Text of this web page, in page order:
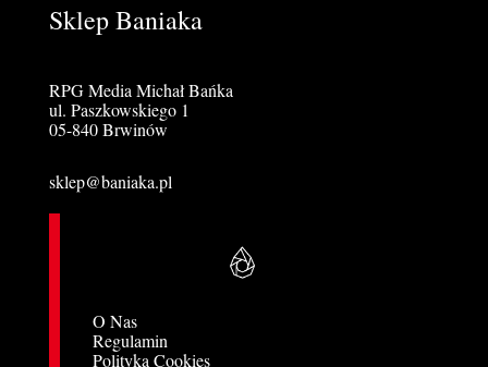
Sklep Baniaka
RPG Media Michał Bańka
ul. Paszkowskiego 1
05-840 Brwinów
sklep@baniaka.pl
O Nas
Regulamin
Polityka Cookies